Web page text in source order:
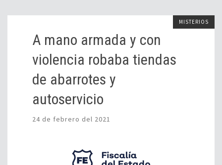
MISTERIOS
A mano armada y con
violencia robaba tiendas
de abarrotes y
autoservicio
24 de febrero del 2021